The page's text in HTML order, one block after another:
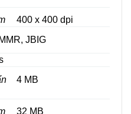
400 x 400 dpi
JBIG
4 MB
32 MB